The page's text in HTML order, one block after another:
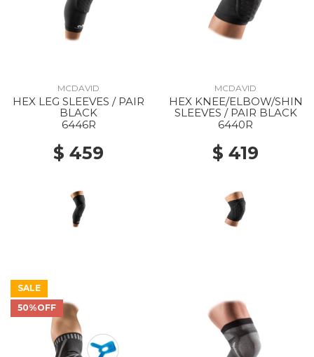
MCDAVID
HEX LEG SLEEVES / PAIR
BLACK
6446R
$ 459
MCDAVID
HEX KNEE/ELBOW/SHIN
SLEEVES / PAIR BLACK
6440R
$ 419
SALE
50%OFF